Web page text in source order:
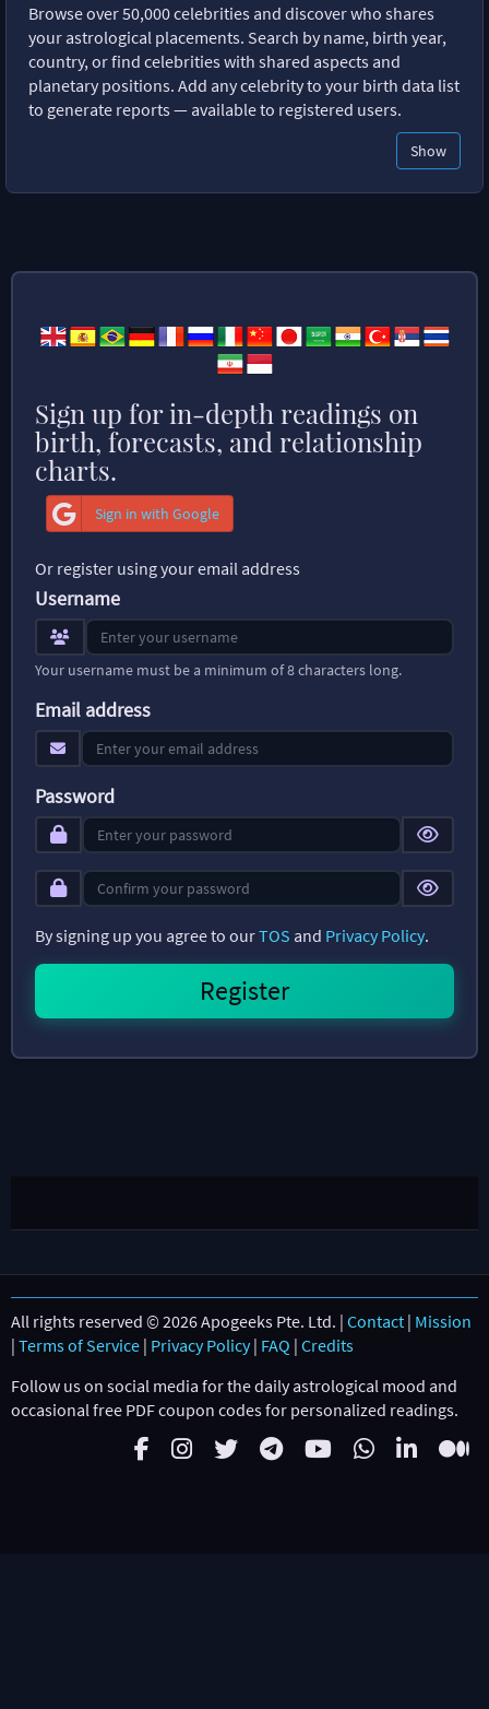
Browse over 50,000 celebrities and discover who shares
your astrological placements. Search by name, birth year,
country, or find celebrities with shared aspects and
planetary positions. Add any celebrity to your birth data list
to generate reports — available to registered users.
Show
Sign up for in-depth readings on
birth, forecasts, and relationship
charts.
Sign in with Google
Or register using your email address
Username
Your username must be a minimum of 8 characters long.
Email address
Password
By signing up you agree to ourTOS and Privacy Policy.
All rights reserved © 2026 Apogeeks Pte. Ltd. | Contact | Mission
| Terms of Service | Privacy Policy| FAQ | Credits
Follow us on social media for the daily astrological mood and
occasional free PDF coupon codes for personalized readings.